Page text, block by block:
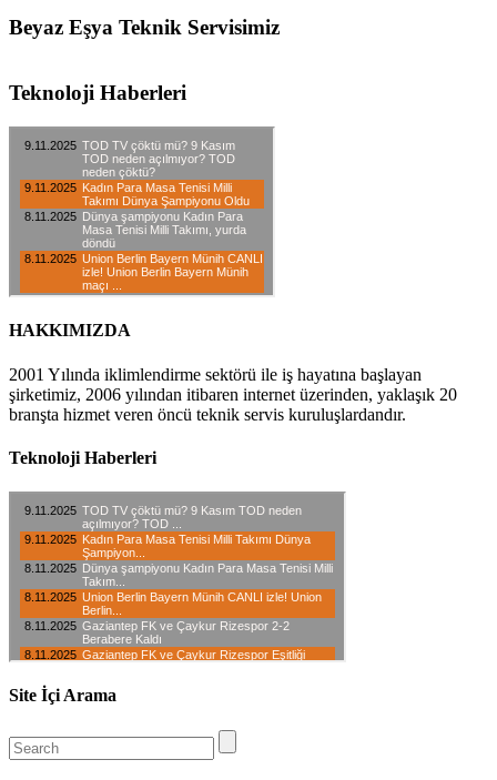
Beyaz Eşya Teknik Servisimiz
Teknoloji Haberleri
HAKKIMIZDA
2001 Yılında iklimlendirme sektörü ile iş hayatına başlayan
şirketimiz, 2006 yılından itibaren internet üzerinden, yaklaşık 20
branşta hizmet veren öncü teknik servis kuruluşlardandır.
Teknoloji Haberleri
Site İçi Arama